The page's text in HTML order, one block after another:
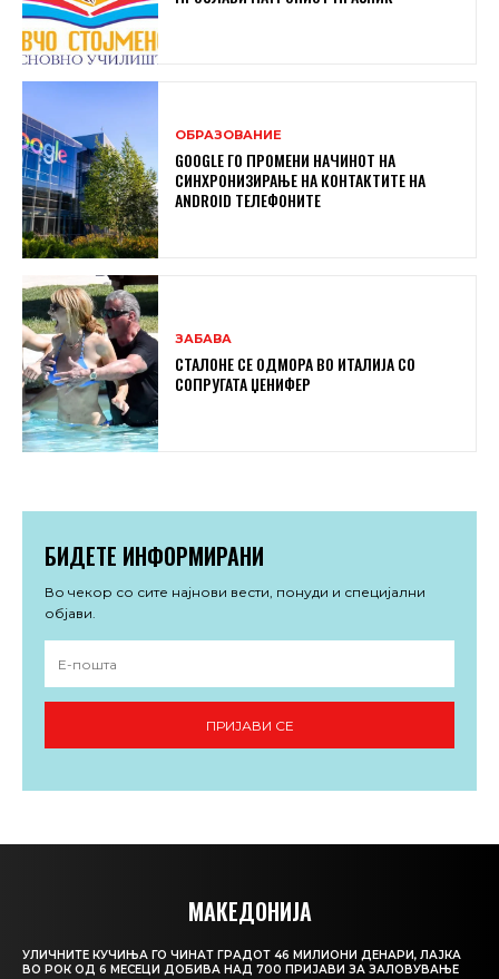
ОБРАЗОВАНИЕ
GOOGLE ГО ПРОМЕНИ НАЧИНОТ НА
СИНХРОНИЗИРАЊЕ НА КОНТАКТИТЕ НА
ANDROID ТЕЛЕФОНИТЕ
ЗАБАВА
СТАЛОНЕ СЕ ОДМОРА ВО ИТАЛИЈА СО
СОПРУГАТА ЏЕНИФЕР
БИДЕТЕ ИНФОРМИРАНИ
Во чекор со сите најнови вести, понуди и специјални
објави.
ПРИЈАВИ СЕ
МАКЕДОНИЈА
УЛИЧНИТЕ КУЧИЊА ГО ЧИНАТ ГРАДОТ 46 МИЛИОНИ ДЕНАРИ, ЛАЈКА
ВО РОК ОД 6 МЕСЕЦИ ДОБИВА НАД 700 ПРИЈАВИ ЗА ЗАЛОВУВАЊЕ